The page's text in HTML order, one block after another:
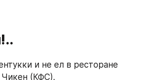
и не ел в ресторане
Чикен (КФС).